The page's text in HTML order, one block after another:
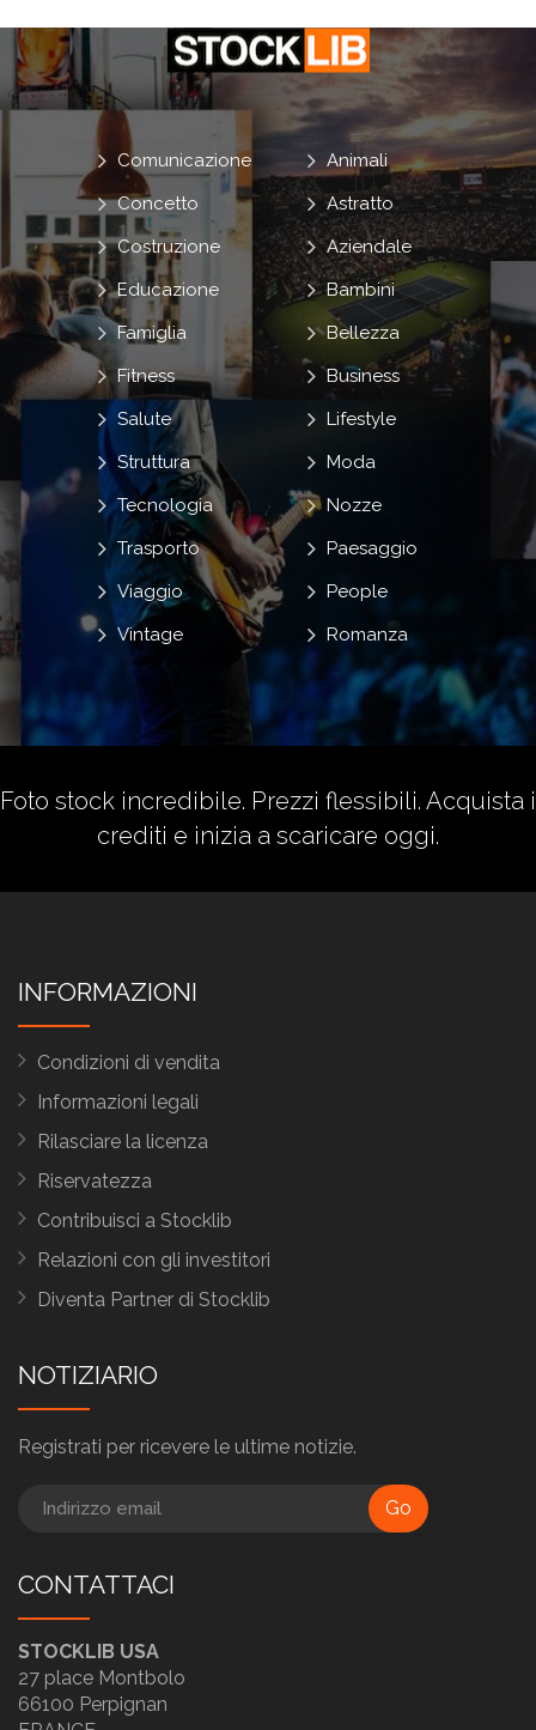
Animali
Astratto
Aziendale
Bambini
Bellezza
Business
Comunicazione
Concetto
Costruzione
Educazione
Famiglia
Fitness
Lifestyle
Moda
Nozze
Paesaggio
People
Romanza
Salute
Struttura
Tecnologia
Trasporto
Viaggio
Vintage
Foto stock incredibile. Prezzi flessibili. Acquista i
crediti e inizia a scaricare oggi.
INFORMAZIONI
Condizioni di vendita
Informazioni legali
Rilasciare la licenza
Riservatezza
Contribuisci a Stocklib
Relazioni con gli investitori
Diventa Partner di Stocklib
NOTIZIARIO
Registrati per ricevere le ultime notizie.
Go
CONTATTACI
STOCKLIB USA
27 place Montbolo
66100 Perpignan